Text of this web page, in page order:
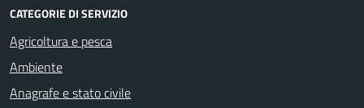
CATEGORIE DI SERVIZIO
Agricoltura e pesca
Ambiente
Anagrafe e stato civile